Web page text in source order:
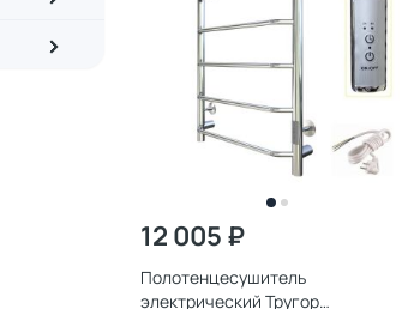
12 005 ₽
Полотенцесушитель
электрический Тругор